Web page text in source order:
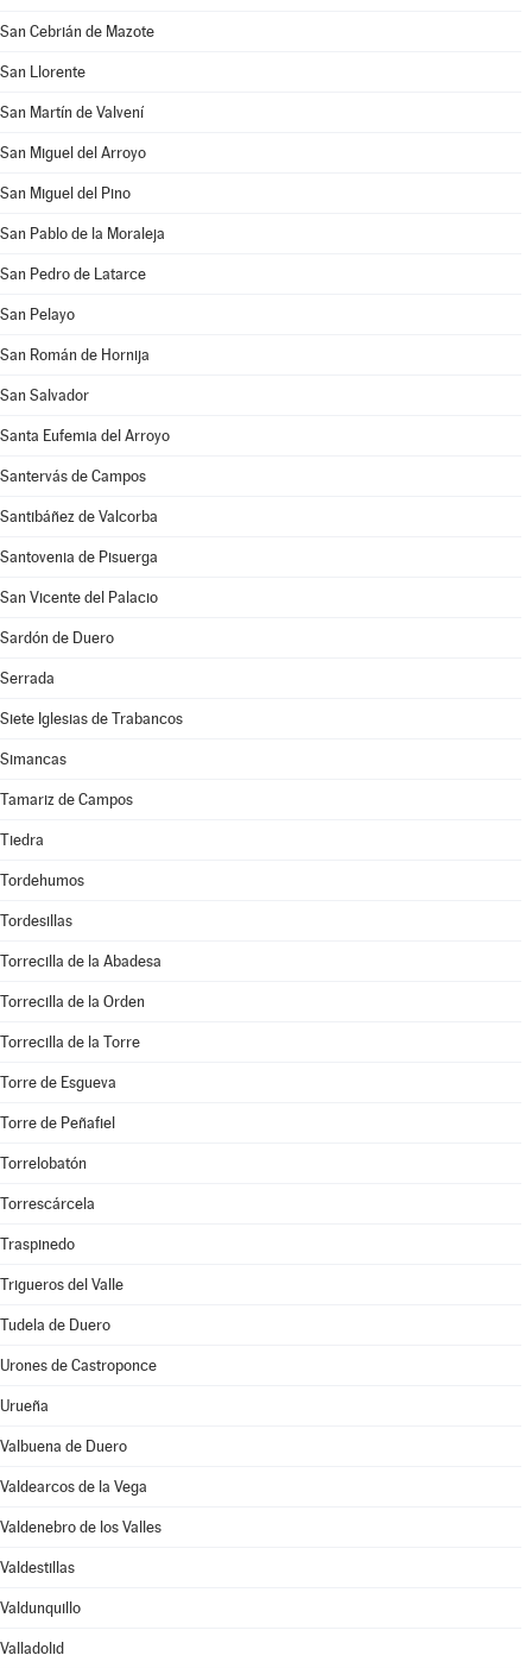
San Cebrián de Mazote
San Llorente
San Martín de Valvení
San Miguel del Arroyo
San Miguel del Pino
San Pablo de la Moraleja
San Pedro de Latarce
San Pelayo
San Román de Hornija
San Salvador
Santa Eufemia del Arroyo
Santervás de Campos
Santibáñez de Valcorba
Santovenia de Pisuerga
San Vicente del Palacio
Sardón de Duero
Serrada
Siete Iglesias de Trabancos
Simancas
Tamariz de Campos
Tiedra
Tordehumos
Tordesillas
Torrecilla de la Abadesa
Torrecilla de la Orden
Torrecilla de la Torre
Torre de Esgueva
Torre de Peñafiel
Torrelobatón
Torrescárcela
Traspinedo
Trigueros del Valle
Tudela de Duero
Urones de Castroponce
Urueña
Valbuena de Duero
Valdearcos de la Vega
Valdenebro de los Valles
Valdestillas
Valdunquillo
Valladolid